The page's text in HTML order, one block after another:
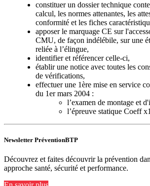
constituer un dossier technique
calcul, les normes attenantes, les
conformité et les fiches
apposer le marquage CE sur
CMU, de façon indélébile, sur une
reliée à l’élingue,
identifier et référencer celle-ci,
établir une notice avec toutes les
de vérifications,
effectuer une 1ère mise en service
du 1er mars 2004 :
l’examen de montage et
l’épreuve statique Coeff
Newsletter PréventionBTP
Découvrez et faites découvrir la prévention
approche santé, sécurité et performance.